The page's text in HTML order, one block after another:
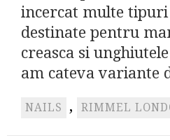
incercat multe tipuri
destinate pentru
creasca si
am cateva variante
NAILS , RIMMEL